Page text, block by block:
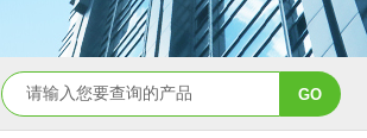
400020MojoSort™